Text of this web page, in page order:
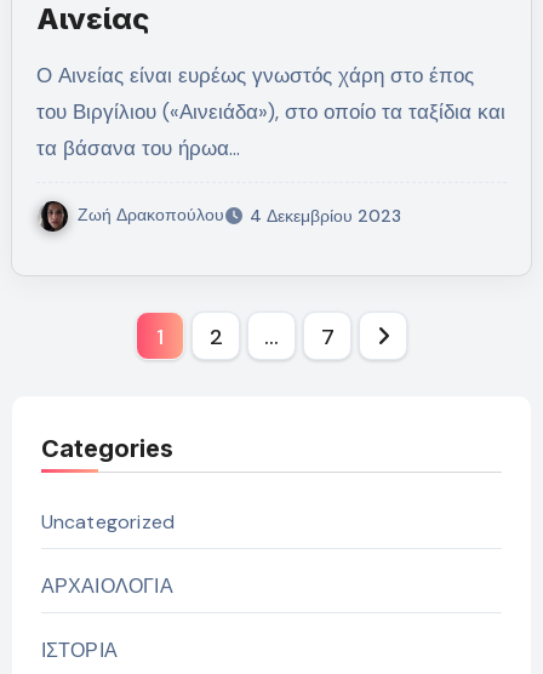
Αινείας
Ο Αινείας είναι ευρέως γνωστός χάρη στο έπος
του Βιργίλιου («Αινειάδα»), στο οποίο τα ταξίδια και
τα βάσανα του ήρωα…
Ζωή Δρακοπούλου 4 Δεκεμβρίου 2023
Σελιδοποίηση
1 2 … 7
Categories
Uncategorized
ΑΡΧΑΙΟΛΟΓΙΑ
ΙΣΤΟΡΙΑ